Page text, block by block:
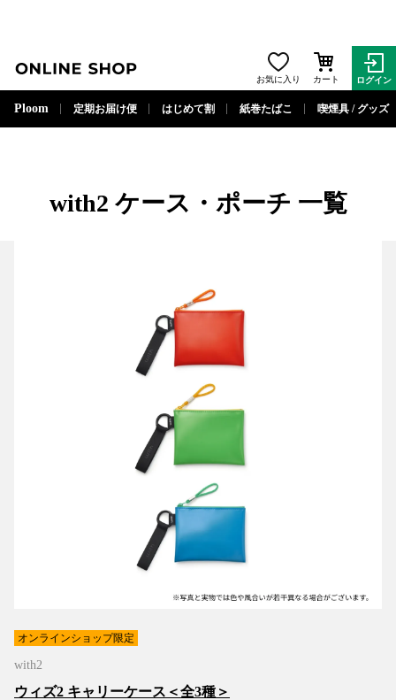
お気に入り カート ログイン
Ploom 定期お届け便 はじめて割 紙巻たばこ 喫煙具 / グッズ
with2 ケース・ポーチ 一覧
オンラインショップ限定
with2
ウィズ2 キャリーケース＜全3種＞
閉じる